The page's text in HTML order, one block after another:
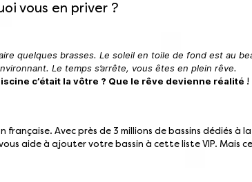
vous en priver ?
quelques brasses. Le soleil en toile de fond est au
Le temps s’arrête, vous êtes en plein rêve.
c’était la vôtre ? Que le rêve devienne réalité !
Avec près de 3 millions de bassins dédiés à
aide à ajouter votre bassin à cette liste VIP. Mais